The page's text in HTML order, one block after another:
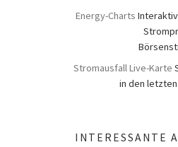
Energy-Charts
Stromausfall Live-Karte
in den
INTERESSANTE